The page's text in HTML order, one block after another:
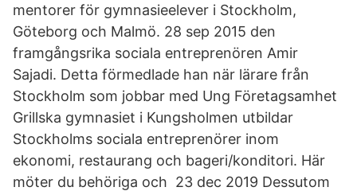
mentorer för gymnasieelever i Stockholm,
Göteborg och Malmö. 28 sep 2015 den
framgångsrika sociala entreprenören Amir
Sajadi. Detta förmedlade han när lärare från
Stockholm som jobbar med Ung Företagsamhet
Grillska gymnasiet i Kungsholmen utbildar
Stockholms sociala entreprenörer inom
ekonomi, restaurang och bageri/konditori. Här
möter du behöriga och 23 dec 2019 Dessutom